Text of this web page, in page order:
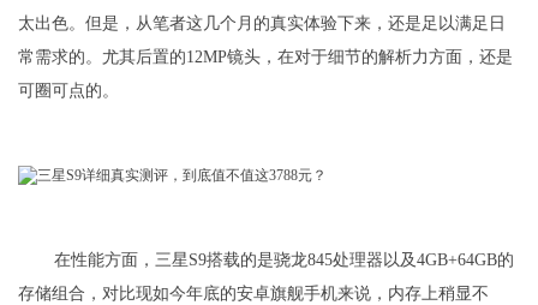
太出色。但是，从笔者这几个月的真实体验下来，还是足以满足日
常需求的。尤其后置的12MP镜头，在对于细节的解析力方面，还是
可圈可点的。
在性能方面，三星S9搭载的是骁龙845处理器以及4GB+64GB的
存储组合，对比现如今年底的安卓旗舰手机来说，内存上稍显不